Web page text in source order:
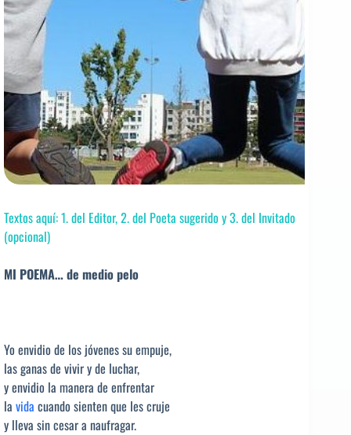
Textos aquí: 1. del Editor, 2. del Poeta sugerido y 3. del Invitado
(opcional)
MI POEMA… de medio pelo
Yo envidio de los jóvenes su empuje,
las ganas de vivir y de luchar,
y envidio la manera de enfrentar
la vida cuando sienten que les cruje
y lleva sin cesar a naufragar.